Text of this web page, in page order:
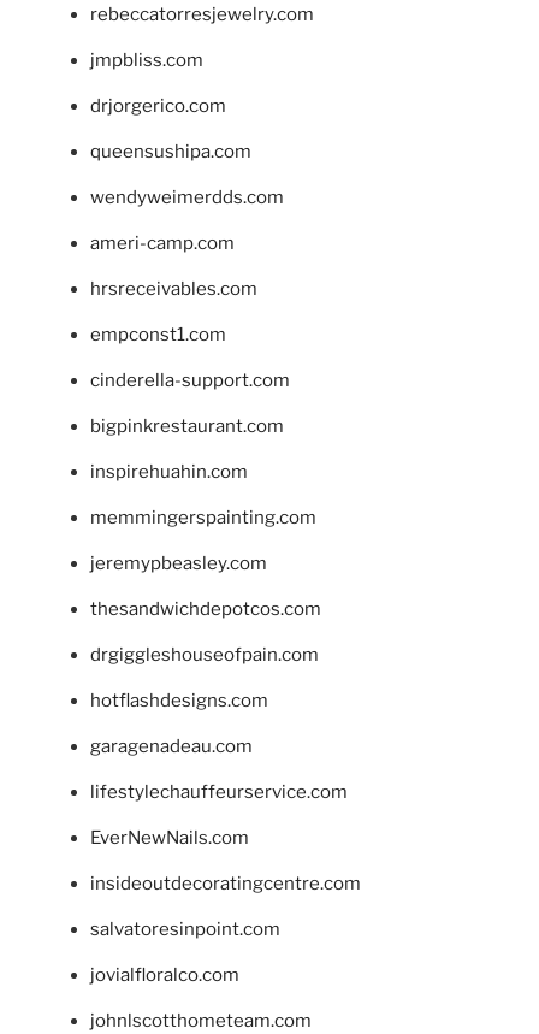
rebeccatorresjewelry.com
jmpbliss.com
drjorgerico.com
queensushipa.com
wendyweimerdds.com
ameri-camp.com
hrsreceivables.com
empconst1.com
cinderella-support.com
bigpinkrestaurant.com
inspirehuahin.com
memmingerspainting.com
jeremypbeasley.com
thesandwichdepotcos.com
drgiggleshouseofpain.com
hotflashdesigns.com
garagenadeau.com
lifestylechauffeurservice.com
EverNewNails.com
insideoutdecoratingcentre.com
salvatoresinpoint.com
jovialfloralco.com
johnlscotthometeam.com